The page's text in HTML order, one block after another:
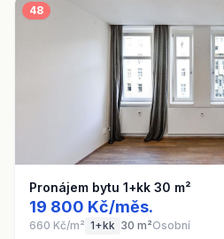
48
Pronájem bytu 1+kk 30 m²
19 800 Kč/měs.
660 Kč/m² 1+kk 30 m²Osobní